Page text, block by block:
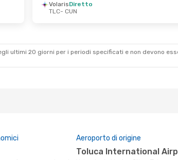
CUN
- TLC
VolarisDiretto
TLC- CUN
ultimi 20 giorni per i periodi specificati e non devono
Aeroporto di origine
Toluca International